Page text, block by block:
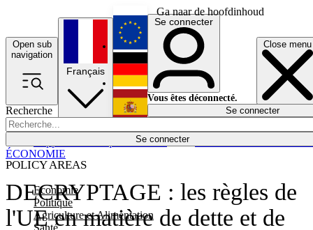
Ga naar de hoofdinhoud
Open sub
navigation
Close menu
Recherche
Se connecter
POLICY AREAS
Economie
Politique
Agriculture et Alimentation
Santé
Économie
Français
English
Deutsch
Español
Se connecter
Vous êtes déconnecté.
Se connecter
DECRYPTAGE : les règles de
l'UE en matière de dette et de
ÉCONOMIE